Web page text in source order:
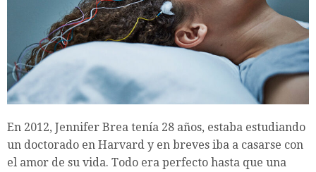
En 2012, Jennifer Brea tenía 28 años, estaba estudiando
un doctorado en Harvard y en breves iba a casarse con
el amor de su vida. Todo era perfecto hasta que una